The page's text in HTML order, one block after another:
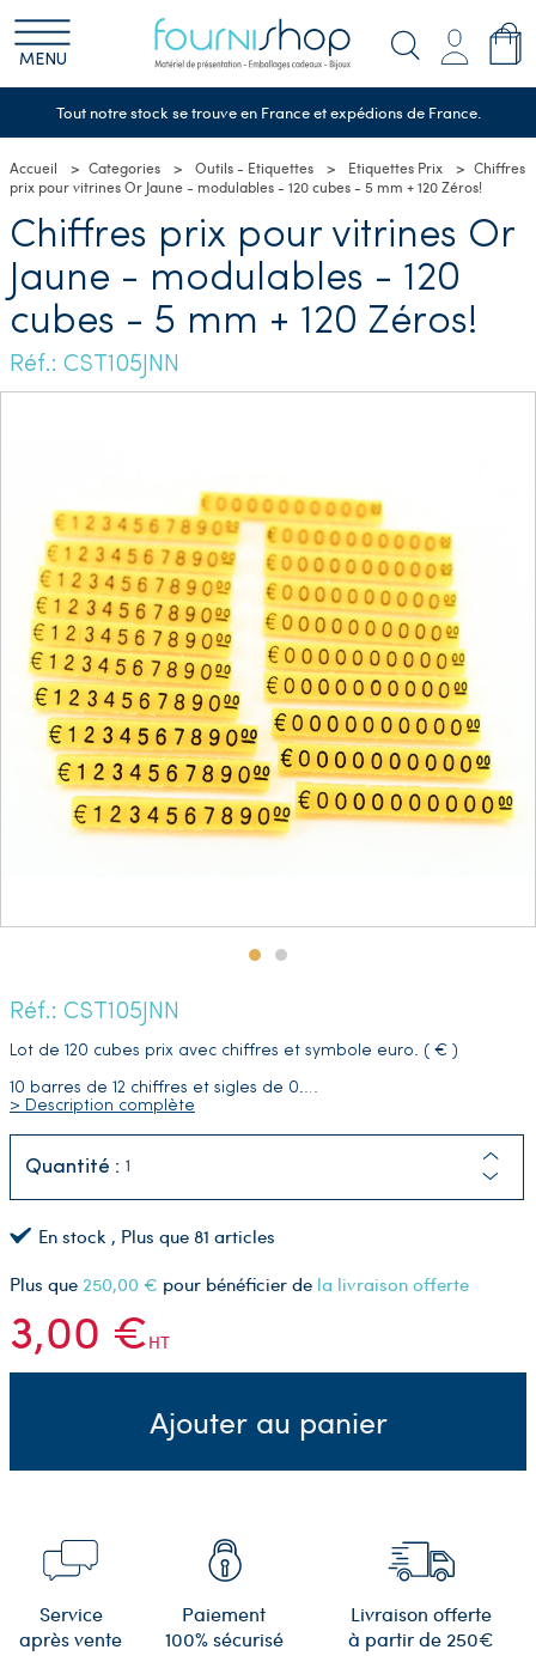
MENU
Tout notre stock se trouve en France et expédions de France.
Accueil Categories Outils - Etiquettes Etiquettes Prix
Chiffres
prix pour vitrines Or Jaune - modulables - 120 cubes - 5 mm + 120 Zéros!
Chiffres prix pour vitrines Or
Jaune - modulables - 120
cubes - 5 mm + 120 Zéros!
Réf.: CST105JNN
Réf.: CST105JNN
Lot de 120 cubes prix avec chiffres et symbole euro. ( € )
10 barres de 12 chiffres et sigles de 0.…
> Description complète
Quantité :
En stock , Plus que 81 articles
Plus que 250,00 € pour bénéficier de la livraison offerte
3,00 €HT
Ajouter au panier
Service
après vente
Paiement
100% sécurisé
Livraison offerte
à partir de 250€